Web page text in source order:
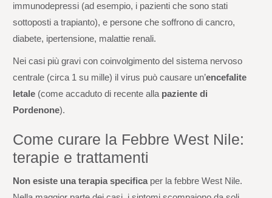
immunodepressi (ad esempio, i pazienti che sono stati
sottoposti a trapianto), e persone che soffrono di cancro,
diabete, ipertensione, malattie renali.
Nei casi più gravi con coinvolgimento del sistema nervoso
centrale (circa 1 su mille) il virus può causare un’encefalite
letale (come accaduto di recente alla paziente di
Pordenone).
Come curare la Febbre West Nile:
terapie e trattamenti
Non esiste una terapia specifica per la febbre West Nile.